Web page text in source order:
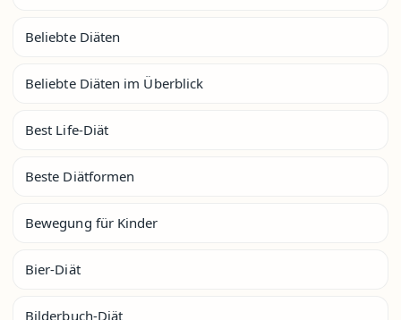
Beliebte Diäten
Beliebte Diäten im Überblick
Best Life-Diät
Beste Diätformen
Bewegung für Kinder
Bier-Diät
Bilderbuch-Diät